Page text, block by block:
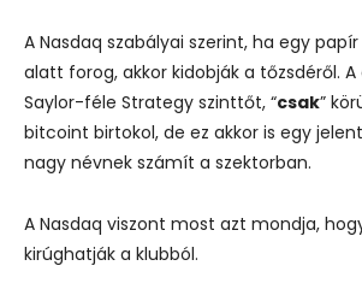
A Nasdaq szabályai szerint, ha egy papír
alatt forog, akkor kidobják a tőzsdéről.
Saylor-féle Strategy szinttőt, “csak”
bitcoint birtokol, de ez akkor is egy
nagy névnek számít a szektorban.
A Nasdaq viszont most azt mondja,
kirúghatják a klubból.